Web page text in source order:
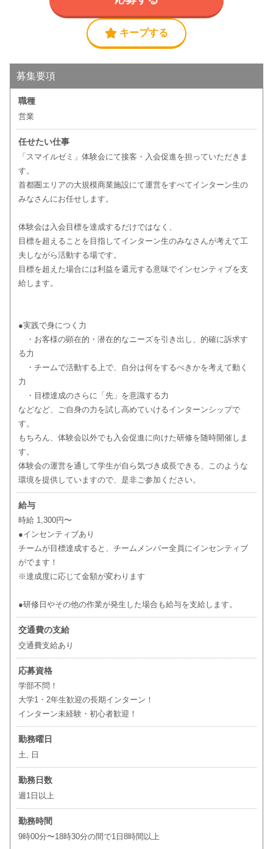
キープする
募集要項
職種
営業
任せたい仕事
「スマイルゼミ」体験会にて接客・入会促進を担っていただきま
す。
首都圏エリアの大規模商業施設にて運営をすべてインターン生の
みなさんにお任せします。
体験会は入会目標を達成するだけではなく、
目標を超えることを目指してインターン生のみなさんが考えて工
夫しながら活動する場です。
目標を超えた場合には利益を還元する意味でインセンティブを支
給します。
●実践で身につく力
・お客様の顕在的・潜在的なニーズを引き出し、的確に訴求す
る力
・チームで活動する上で、自分は何をするべきかを考えて動く
力
・目標達成のさらに「先」を意識する力
などなど、ご自身の力を試し高めていけるインターンシップで
す。
もちろん、体験会以外でも入会促進に向けた研修を随時開催しま
す。
体験会の運営を通して学生が自ら気づき成長できる、このような
環境を提供していますので、是非ご参加ください。
給与
時給 1,300円〜
●インセンティブあり
チームが目標達成すると、チームメンバー全員にインセンティブ
がでます！
※達成度に応じて金額が変わります
●研修日やその他の作業が発生した場合も給与を支給します。
交通費の支給
交通費支給あり
応募資格
学部不問！
大学1・2年生歓迎の長期インターン！
インターン未経験・初心者歓迎！
勤務曜日
土, 日
勤務日数
週1日以上
勤務時間
9時00分〜18時30分の間で1日8時間以上